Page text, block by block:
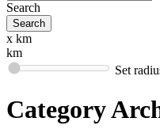
Search
x km
km
Set
Category